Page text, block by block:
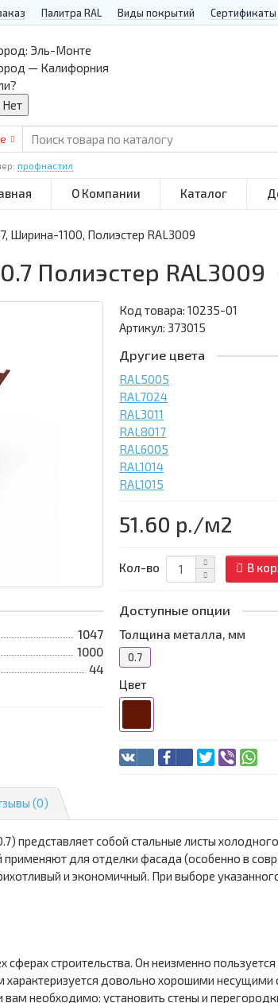
Палитра RAL Виды покрытий Сертификаты
Эль-Монте
— Калифорния
профнастил
О Компании Каталог
Ширина-1100, Полиэстер RAL3009
Полиэстер RAL3009
1047
1000
44
Код товара:10235-01
Артикул: 373015
Другие цвета
RAL5005
RAL7024
RAL3011
RAL8017
RAL6005
RAL1014
RAL1015
51.60 р./м2
Кол-во В
Доступные опции
Толщина металла, мм
0.7
Цвет
(0)
представляет собой стальные листы
применяют для отделки фасада (особенно в
и экономичный. При выборе
сферах строительства. Он неизменно
довольно хорошими
необходимо: установить стены и